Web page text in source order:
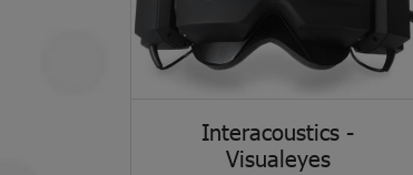
Interacoustics -
Visualeyes